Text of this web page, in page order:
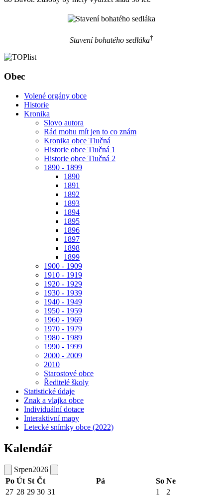
Stavení bohatého sedláka†
Obec
Volené orgány obce
Historie
Kronika
Slovo autora
Rád mohu mít jen to co znám
Kronika obce Tlučná
Historie obce Tlučná 1
Historie obce Tlučná 2
1890 - 1899
1890
1891
1892
1893
1894
1895
1896
1897
1898
1899
1900 - 1909
1910 - 1919
1920 - 1929
1930 - 1939
1940 - 1949
1950 - 1959
1960 - 1969
1970 - 1979
1980 - 1989
1990 - 1999
2000 - 2009
2010
Starostové obce
Ředitelé školy
Statistické údaje
Znak a vlajka obce
Individuální dotace
Interaktivní mapy
Letecké snímky obce (2022)
Kalendář
Srpen2026
Po Út St Čt Pá So Ne
27 28 29 30 31 1 2